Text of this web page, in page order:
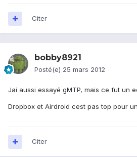
Citer
bobby8921
Posté(e) 25 mars 2012
Jai aussi essayé gMTP, mais ce fut un
Dropbox et Airdroid cest pas top pour
Citer